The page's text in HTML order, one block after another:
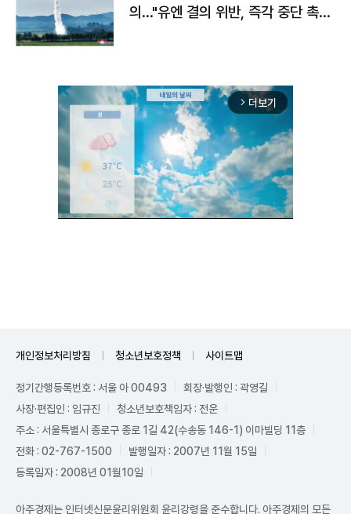
의…"유엔 결의 위반, 즉각 중단 촉
arrow_forward_ios 더보기
개인정보처리방침 청소년보호정책 사이트맵
정기간행등록번호 : 서울 아 00493
회장·발행인 : 곽영길
사장·편집인 : 임규진
청소년보호책임자 : 전운
주소 : 서울특별시 종로구 종로 1길 42(수송동 146-1) 이마빌딩 11층
전화 : 02-767-1500
발행일자 : 2007년 11월 15일
등록일자 : 2008년 01월10일
아주경제는 인터넷신문윤리위원회 윤리강령을 준수합니다. 아주경제의 모든